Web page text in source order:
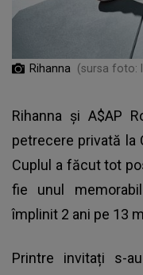
Rihanna (sursa foto:
Rihanna și A$AP
petrecere privată la
Cuplul a făcut tot
fie unul
împlinit 2 ani pe 13
Printre invitați s-